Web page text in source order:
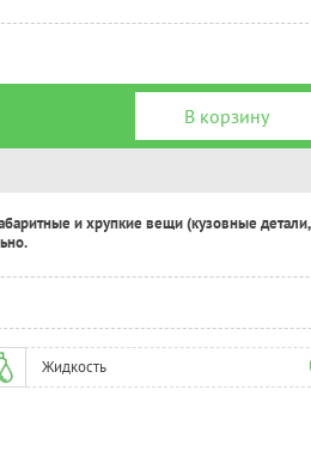
В корзину
и хрупкие вещи (кузовные детали,
Жидкость